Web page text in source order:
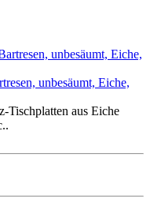
unbesäumt, Eiche,
Tischplatten aus Eiche